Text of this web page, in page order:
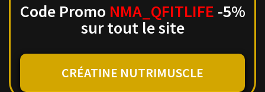
Code Promo NMA_QFITLIFE -5%
sur tout le site
CRÉATINE NUTRIMUSCLE